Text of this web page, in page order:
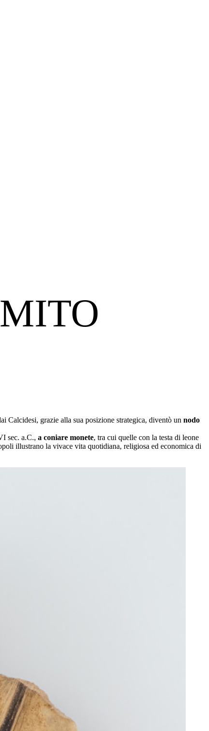
Calcidesi, grazie alla sua posizione strategica, diventò un nodo
sec. a.C., a coniare monete, tra cui quelle con la testa di leone
illustrano la vivace vita quotidiana, religiosa ed economica di